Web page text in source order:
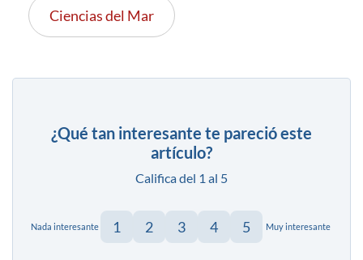
Ciencias del Mar
¿Qué tan interesante te pareció este
artículo?
Califica del 1 al 5
Nada interesante 1 2 3 4 5 Muy interesante